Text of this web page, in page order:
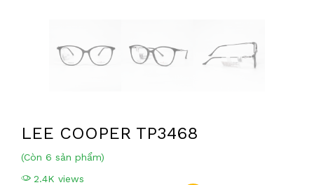
LEE COOPER TP3468
(Còn 6 sản phẩm)
2.4K views